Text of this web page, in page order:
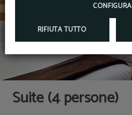
CONFIGURA
RIFIUTA TUTTO
Suite (4 persone)